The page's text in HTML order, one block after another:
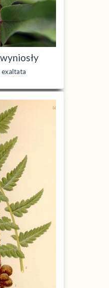
exaltata